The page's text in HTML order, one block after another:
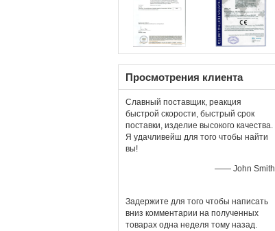
Просмотрения клиента
Славный поставщик, реакция
быстрой скорости, быстрый срок
поставки, изделие высокого качества.
Я удачливейш для того чтобы найти
вы!
—— John Smith
Задержите для того чтобы написать
вниз комментарии на полученных
товарах одна неделя тому назад.